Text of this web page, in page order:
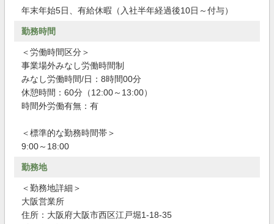
年末年始5日、有給休暇（入社半年経過後10日～付与）
勤務時間
＜労働時間区分＞
事業場外みなし労働時間制
みなし労働時間/日：8時間00分
休憩時間：60分（12:00～13:00）
時間外労働有無：有
＜標準的な勤務時間帯＞
9:00～18:00
勤務地
＜勤務地詳細＞
大阪営業所
住所：大阪府大阪市西区江戸堀1-18-35